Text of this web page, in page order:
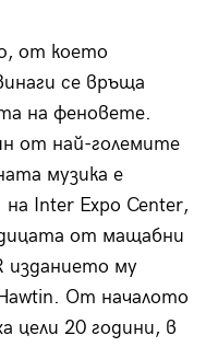
от което
се връща
на феновете.
от най-големите
музика е
на Inter Expo Center,
от мащабни
изданието му
От началото
цели 20 години, в